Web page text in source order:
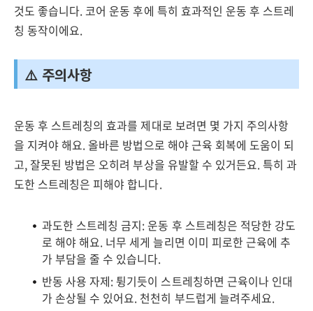
것도 좋습니다. 코어 운동 후에 특히 효과적인 운동 후 스트레
칭 동작이에요.
⚠️ 주의사항
운동 후 스트레칭의 효과를 제대로 보려면 몇 가지 주의사항
을 지켜야 해요. 올바른 방법으로 해야 근육 회복에 도움이 되
고, 잘못된 방법은 오히려 부상을 유발할 수 있거든요. 특히 과
도한 스트레칭은 피해야 합니다.
과도한 스트레칭 금지: 운동 후 스트레칭은 적당한 강도
로 해야 해요. 너무 세게 늘리면 이미 피로한 근육에 추
가 부담을 줄 수 있습니다.
반동 사용 자제: 튕기듯이 스트레칭하면 근육이나 인대
가 손상될 수 있어요. 천천히 부드럽게 늘려주세요.